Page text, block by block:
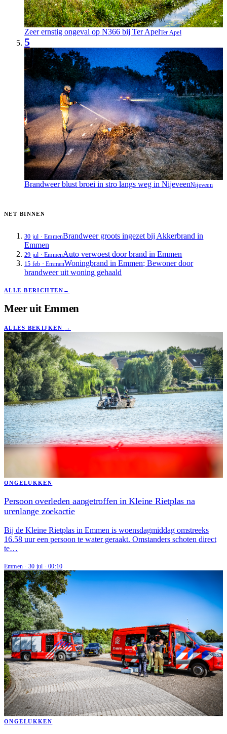
Zeer ernstig ongeval op N366 bij Ter ApelTer Apel
5
Brandweer blust broei in stro langs weg in NijeveenNijeveen
NET BINNEN
30 jul ·EmmenBrandweer groots ingezet bij Akkerbrand in
Emmen
29 jul ·EmmenAuto verwoest door brand in Emmen
15 feb ·EmmenWoningbrand in Emmen; Bewoner door
brandweer uit woning gehaald
ALLE BERICHTEN →
Meer uit Emmen
ALLES BEKIJKEN →
ONGELUKKEN
Persoon overleden aangetroffen in Kleine Rietplas na
urenlange zoekactie
Bij de Kleine Rietplas in Emmen is woensdagmiddag omstreeks
16.58 uur een persoon te water geraakt. Omstanders schoten direct
te…
Emmen · 30 jul · 00:10
ONGELUKKEN